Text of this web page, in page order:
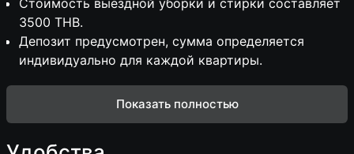
3500 THB.
Депозит предусмотрен, сумма определяется
индивидуально для каждой квартиры.
Показать полностью